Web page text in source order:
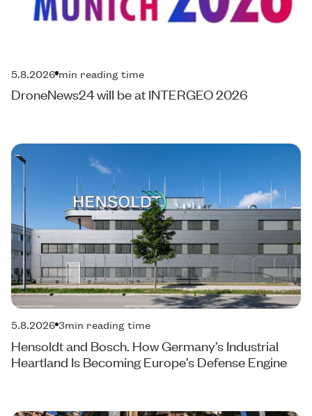
5.8.2026 min reading time
DroneNews24 will be at INTERGEO 2026
5.8.2026 3min reading time
Hensoldt and Bosch. How Germany’s Industrial
Heartland Is Becoming Europe’s Defense Engine